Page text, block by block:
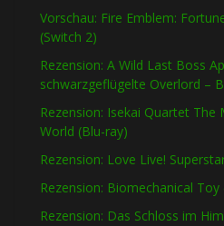
Vorschau: Fire Emblem:
(Switch 2)
Rezension: A Wild Last Boss
schwarzgeflügelte Overlord –
Rezension: Isekai Quartet The
World (Blu-ray)
Rezension: Love Live!
Rezension: Biomechanical Toy
Rezension: Das Schloss im